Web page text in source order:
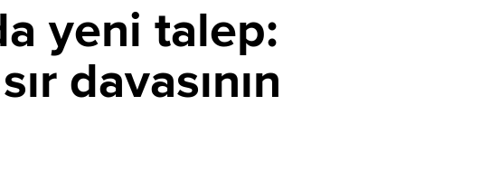
yeni talep:
davasının